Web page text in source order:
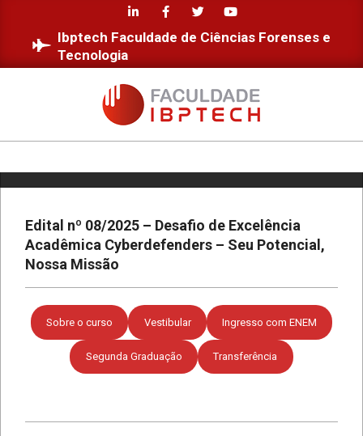
content
Ibptech Faculdade de Ciências Forenses e
Tecnologia
FACULDADE
IBPTECH
MenuEdital nº 08/2025 – Desafio de Excelência
Acadêmica Cyberdefenders – Seu Potencial,
Nossa Missão
Sobre o curso Vestibular Ingresso com ENEM
Segunda Graduação Transferência
Estudantes da Faculdade IBPTECH
desenvolvem site dedicado à
Educação Digital
Faculdade IBPTECH: Transformando
Excelência
Faculdade IBPTECH e SBSeg 2023